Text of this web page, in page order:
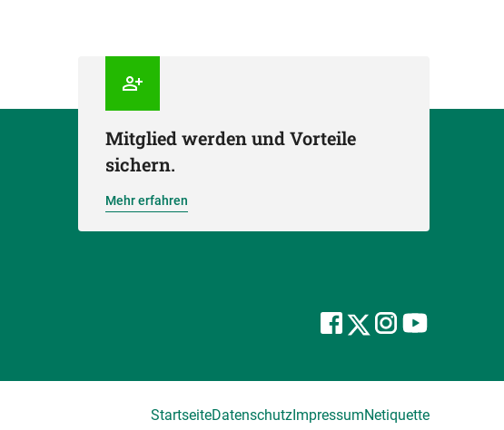
Mitglied werden und Vorteile
sichern.
Mehr erfahren
StartseiteDatenschutzImpressumNetiquette